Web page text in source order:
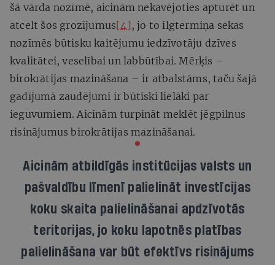
šā vārda nozīmē, aicinām nekavējoties apturēt un
atcelt šos grozījumus[4], jo to ilgtermiņa sekas
nozīmēs būtisku kaitējumu iedzīvotāju dzīves
kvalitātei, veselībai un labbūtībai. Mērķis –
birokrātijas mazināšana – ir atbalstāms, taču šajā
gadījumā zaudējumi ir būtiski lielāki par
ieguvumiem. Aicinām turpināt meklēt jēgpilnus
risinājumus birokrātijas mazināšanai.
Aicinām atbildīgās institūcijas valsts un
pašvaldību līmenī palielināt investīcijas
koku skaita palielināšanai apdzīvotās
teritorijas, jo koku lapotnēs platības
palielināšana var būt efektīvs risinājums